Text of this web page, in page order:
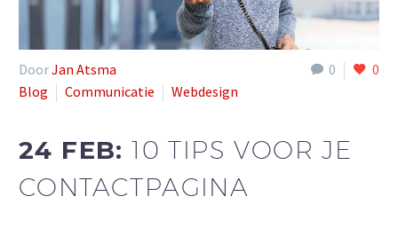
0 0
DoorJan Atsma
Blog
Communicatie Webdesign
24 FEB:10 TIPS VOOR JE
CONTACTPAGINA